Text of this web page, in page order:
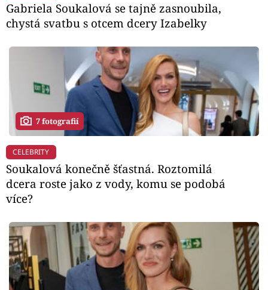
Gabriela Soukalová se tajně zasnoubila,
chystá svatbu s otcem dcery Izabelky
7 fotografií
CELEBRITY
Soukalová konečně šťastná. Roztomilá
dcera roste jako z vody, komu se podobá
více?